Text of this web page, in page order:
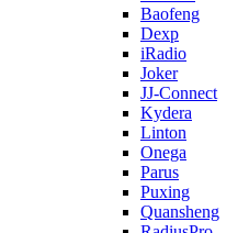
Baofeng
Dexp
iRadio
Joker
JJ-Connect
Kydera
Linton
Onega
Parus
Puxing
Quansheng